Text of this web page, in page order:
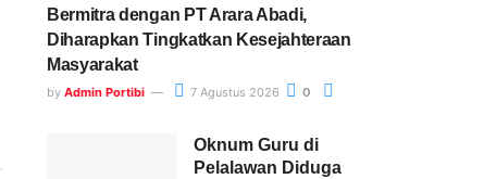
Bermitra dengan PT Arara Abadi,
Diharapkan Tingkatkan Kesejahteraan
Masyarakat
by Admin Portibi 7 Agustus 2026 0
Oknum Guru di
Pelalawan Diduga